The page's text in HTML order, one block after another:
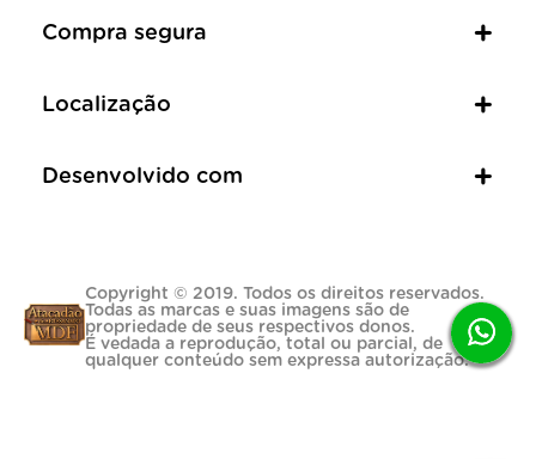
Compra segura
Localização
Desenvolvido com
Copyright © 2019. Todos os direitos reservados.
Todas as marcas e suas imagens são de
propriedade de seus respectivos donos.
É vedada a reprodução, total ou parcial, de
qualquer conteúdo sem expressa autorização.